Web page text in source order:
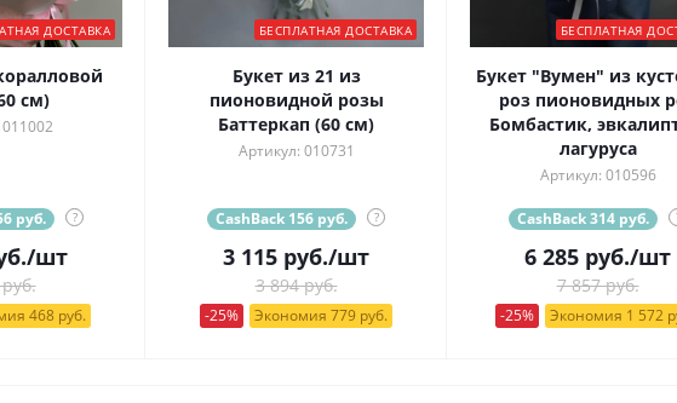
ДОСТАВКА
см)
руб. ?
/шт
468 руб.
БЕСПЛАТНАЯ ДОСТАВКА
Букет из 21 из
пионовидной розы
Баттеркап (60 см)
Артикул: 010731
CashBack 156 руб. ?
3 115 руб./шт
3 894 руб.
-25% Экономия 779 руб.
БЕСПЛАТНАЯ
Букет "Вумен" из
роз пионовидных
Бомбастик,
лагуруса
Артикул: 010596
CashBack 314 руб.
6 285 руб./шт
7 857 руб.
-25% Экономия 1 572